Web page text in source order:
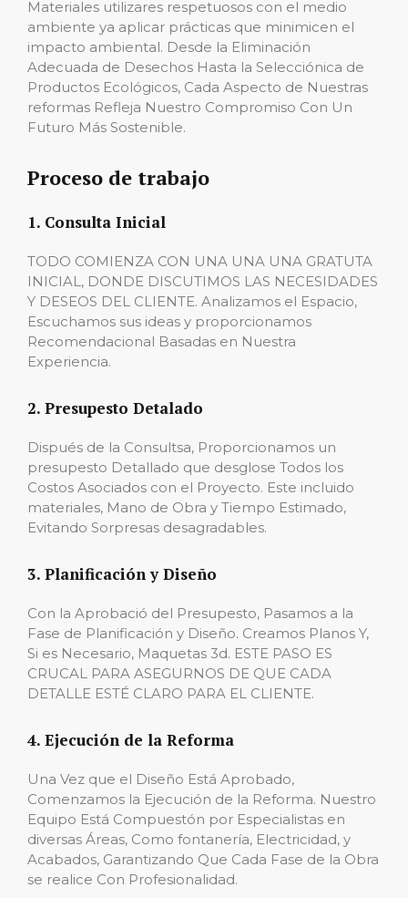
Materiales utilizares respetuosos con el medio
ambiente ya aplicar prácticas que minimicen el
impacto ambiental. Desde la Eliminación
Adecuada de Desechos Hasta la Selecciónica de
Productos Ecológicos, Cada Aspecto de Nuestras
reformas Refleja Nuestro Compromiso Con Un
Futuro Más Sostenible.
Proceso de trabajo
1. Consulta Inicial
TODO COMIENZA CON UNA UNA UNA GRATUTA
INICIAL, DONDE DISCUTIMOS LAS NECESIDADES
Y DESEOS DEL CLIENTE. Analizamos el Espacio,
Escuchamos sus ideas y proporcionamos
Recomendacional Basadas en Nuestra
Experiencia.
2. Presupesto Detalado
Dispués de la Consultsa, Proporcionamos un
presupesto Detallado que desglose Todos los
Costos Asociados con el Proyecto. Este incluido
materiales, Mano de Obra y Tiempo Estimado,
Evitando Sorpresas desagradables.
3. Planificación y Diseño
Con la Aprobació del Presupesto, Pasamos a la
Fase de Planificación y Diseño. Creamos Planos Y,
Si es Necesario, Maquetas 3d. ESTE PASO ES
CRUCAL PARA ASEGURNOS DE QUE CADA
DETALLE ESTÉ CLARO PARA EL CLIENTE.
4. Ejecución de la Reforma
Una Vez que el Diseño Está Aprobado,
Comenzamos la Ejecución de la Reforma. Nuestro
Equipo Está Compuestón por Especialistas en
diversas Áreas, Como fontanería, Electricidad, y
Acabados, Garantizando Que Cada Fase de la Obra
se realice Con Profesionalidad.